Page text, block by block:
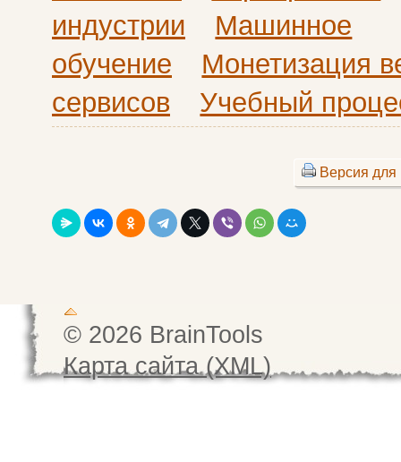
индустрии
Машинное
обучение
Монетизация
сервисов
Учебный
Версия для
© 2026 BrainTools
Карта сайта (XML)